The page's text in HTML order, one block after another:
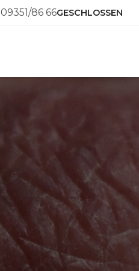
09351/86 66GESCHLOSSEN